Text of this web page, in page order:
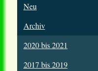
Neu
Archiv
2020 bis 2021
2017 bis 2019